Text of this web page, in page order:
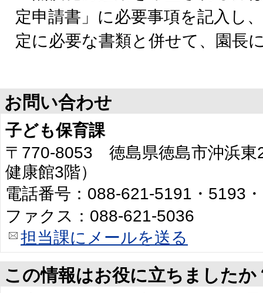
定申請書」に必要事項を記入し
定に必要な書類と併せて、園長
お問い合わせ
子ども保育課
〒770-8053 徳島県徳島市沖浜東
健康館3階）
電話番号：088-621-5191・5193
ファクス：088-621-5036
担当課にメールを送る
この情報はお役に立ちましたか